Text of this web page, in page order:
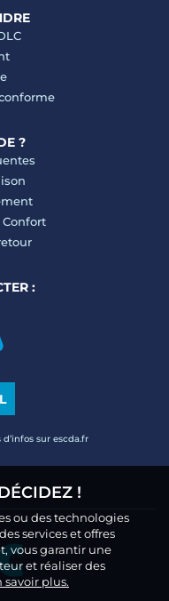
?
Confort
:
sur escda.fr
!
ou des technologies
services et offres
vous garantir une
et réaliser des
savoir plus.